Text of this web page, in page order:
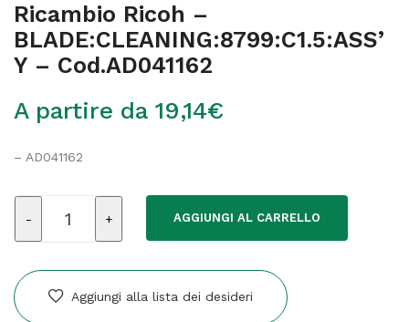
Ricambio Ricoh –
BLADE:CLEANING:8799:C1.5:ASS’
Y – Cod.AD041162
A partire da 19,14€
– AD041162
BLADE:CLEANING:8799:C1.5:ASS'Y
AGGIUNGI AL CARRELLO
Aggiungi alla lista dei desideri